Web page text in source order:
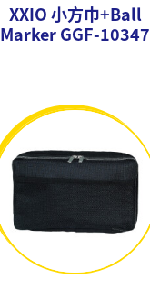
XXIO 小方巾+Ball
Marker GGF-10347